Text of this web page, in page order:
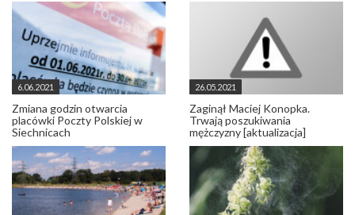
6.06.2021
Zmiana godzin otwarcia
placówki Poczty Polskiej w
Siechnicach
26.05.2021
Zaginął Maciej Konopka.
Trwają poszukiwania
mężczyzny [aktualizacja]